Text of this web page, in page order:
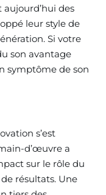
des
leur style de
Si votre
son avantage
symptôme de son
s’est
d’œuvre a
sur le rôle du
résultats. Une